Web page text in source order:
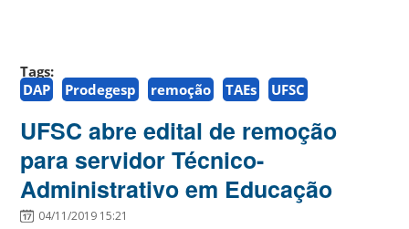
Tags:
DAP
Prodegesp remoção TAEs UFSC
UFSC abre edital de remoção
para servidor Técnico-
Administrativo em Educação
04/11/2019 15:21